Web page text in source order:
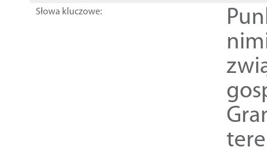
Słowa kluczowe: